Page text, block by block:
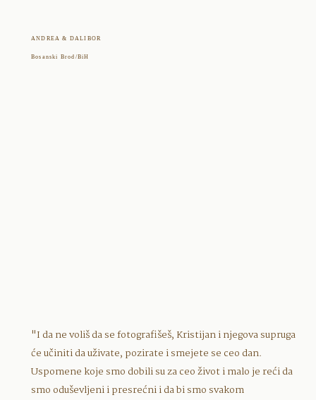
ANDREA & DALIBOR
Bosanski Brod/BiH
"I da ne voliš da se fotografišeš, Kristijan i njegova supruga
će učiniti da uživate, pozirate i smejete se ceo dan.
Uspomene koje smo dobili su za ceo život i malo je reći da
smo oduševljeni i presrećni i da bi smo svakom